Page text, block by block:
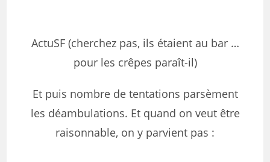
ActuSF (cherchez pas, ils étaient au bar …
pour les crêpes paraît-il)
Et puis nombre de tentations parsèment
les déambulations. Et quand on veut être
raisonnable, on y parvient pas :